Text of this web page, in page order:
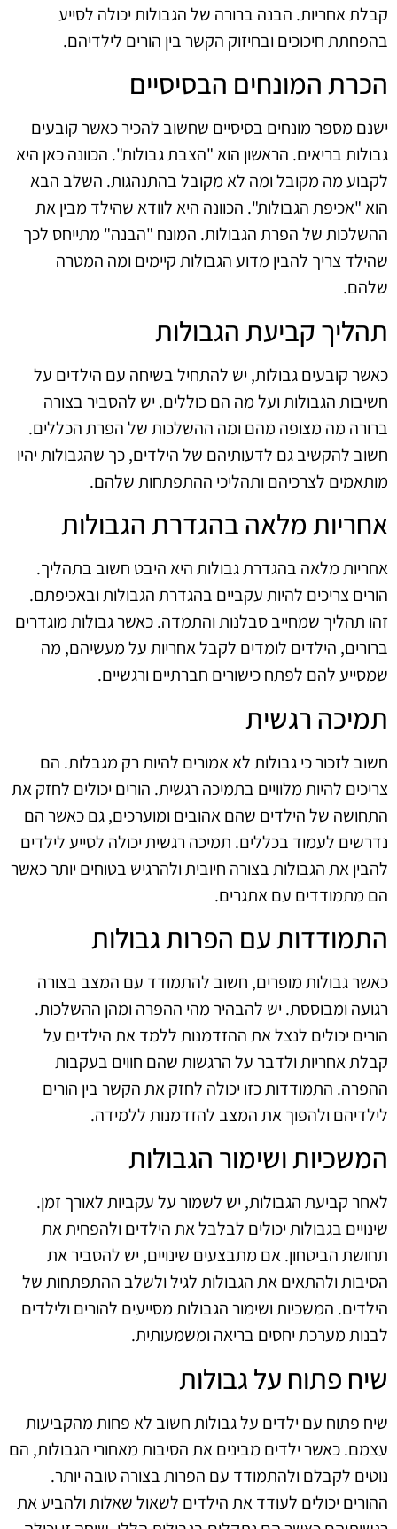
קבלת אחריות. הבנה ברורה של הגבולות יכולה לסייע
בהפחתת חיכוכים ובחיזוק הקשר בין הורים לילדיהם.
הכרת המונחים הבסיסיים
ישנם מספר מונחים בסיסיים שחשוב להכיר כאשר קובעים
גבולות בריאים. הראשון הוא "הצבת גבולות". הכוונה כאן היא
לקבוע מה מקובל ומה לא מקובל בהתנהגות. השלב הבא
הוא "אכיפת הגבולות". הכוונה היא לוודא שהילד מבין את
ההשלכות של הפרת הגבולות. המונח "הבנה" מתייחס לכך
שהילד צריך להבין מדוע הגבולות קיימים ומה המטרה
שלהם.
תהליך קביעת הגבולות
כאשר קובעים גבולות, יש להתחיל בשיחה עם הילדים על
חשיבות הגבולות ועל מה הם כוללים. יש להסביר בצורה
ברורה מה מצופה מהם ומה ההשלכות של הפרת הכללים.
חשוב להקשיב גם לדעותיהם של הילדים, כך שהגבולות יהיו
מותאמים לצרכיהם ותהליכי ההתפתחות שלהם.
אחריות מלאה בהגדרת הגבולות
אחריות מלאה בהגדרת גבולות היא היבט חשוב בתהליך.
הורים צריכים להיות עקביים בהגדרת הגבולות ובאכיפתם.
זהו תהליך שמחייב סבלנות והתמדה. כאשר גבולות מוגדרים
ברורים, הילדים לומדים לקבל אחריות על מעשיהם, מה
שמסייע להם לפתח כישורים חברתיים ורגשיים.
תמיכה רגשית
חשוב לזכור כי גבולות לא אמורים להיות רק מגבלות. הם
צריכים להיות מלוויים בתמיכה רגשית. הורים יכולים לחזק את
התחושה של הילדים שהם אהובים ומוערכים, גם כאשר הם
נדרשים לעמוד בכללים. תמיכה רגשית יכולה לסייע לילדים
להבין את הגבולות בצורה חיובית ולהרגיש בטוחים יותר כאשר
הם מתמודדים עם אתגרים.
התמודדות עם הפרות גבולות
כאשר גבולות מופרים, חשוב להתמודד עם המצב בצורה
רגועה ומבוססת. יש להבהיר מהי ההפרה ומהן ההשלכות.
הורים יכולים לנצל את ההזדמנות ללמד את הילדים על
קבלת אחריות ולדבר על הרגשות שהם חווים בעקבות
ההפרה. התמודדות כזו יכולה לחזק את הקשר בין הורים
לילדיהם ולהפוך את המצב להזדמנות ללמידה.
המשכיות ושימור הגבולות
לאחר קביעת הגבולות, יש לשמור על עקביות לאורך זמן.
שינויים בגבולות יכולים לבלבל את הילדים ולהפחית את
תחושת הביטחון. אם מתבצעים שינויים, יש להסביר את
הסיבות ולהתאים את הגבולות לגיל ולשלב ההתפתחות של
הילדים. המשכיות ושימור הגבולות מסייעים להורים ולילדים
לבנות מערכת יחסים בריאה ומשמעותית.
שיח פתוח על גבולות
שיח פתוח עם ילדים על גבולות חשוב לא פחות מהקביעות
עצמם. כאשר ילדים מבינים את הסיבות מאחורי הגבולות, הם
נוטים לקבלם ולהתמודד עם הפרות בצורה טובה יותר.
ההורים יכולים לעודד את הילדים לשאול שאלות ולהביע את